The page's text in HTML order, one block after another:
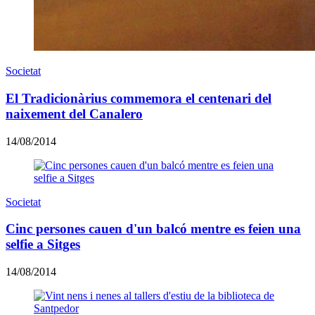
Societat
El Tradicionàrius commemora el centenari del
naixement del Canalero
14/08/2014
Societat
Cinc persones cauen d'un balcó mentre es feien una
selfie a Sitges
14/08/2014